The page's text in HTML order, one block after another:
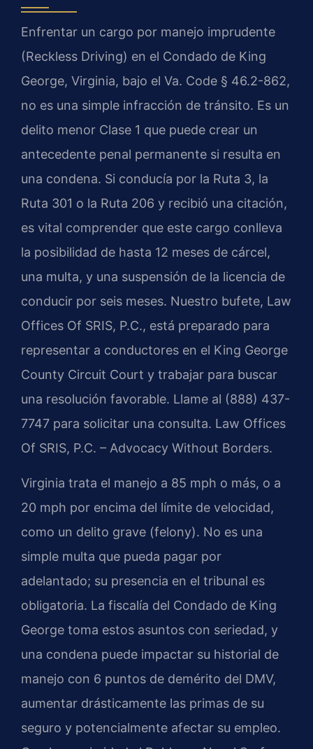
Enfrentar un cargo por manejo imprudente
(Reckless Driving) en el Condado de King
George, Virginia, bajo el Va. Code § 46.2-862,
no es una simple infracción de tránsito. Es un
delito menor Clase 1 que puede crear un
antecedente penal permanente si resulta en
una condena. Si conducía por la Ruta 3, la
Ruta 301 o la Ruta 206 y recibió una citación,
es vital comprender que este cargo conlleva
la posibilidad de hasta 12 meses de cárcel,
una multa, y una suspensión de la licencia de
conducir por seis meses. Nuestro bufete, Law
Offices Of SRIS, P.C., está preparado para
representar a conductores en el King George
County Circuit Court y trabajar para buscar
una resolución favorable. Llame al (888) 437-
7747 para solicitar una consulta. Law Offices
Of SRIS, P.C. – Advocacy Without Borders.
Virginia trata el manejo a 85 mph o más, o a
20 mph por encima del límite de velocidad,
como un delito grave (felony). No es una
simple multa que pueda pagar por
adelantado; su presencia en el tribunal es
obligatoria. La fiscalía del Condado de King
George toma estos asuntos con seriedad, y
una condena puede impactar su historial de
manejo con 6 puntos de demérito del DMV,
aumentar drásticamente las primas de su
seguro y potencialmente afectar su empleo.